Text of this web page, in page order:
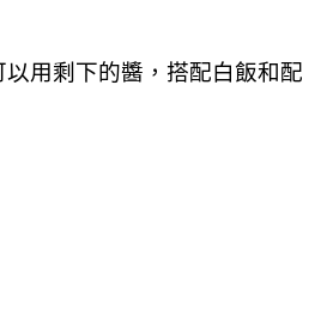
用剩下的醬，搭配白飯和配